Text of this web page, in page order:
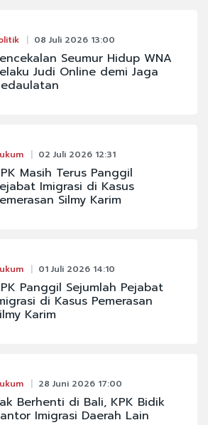
08 Juli 2026 13:00
Seumur Hidup WNA
Judi Online demi Jaga
02 Juli 2026 12:31
Masih Terus Panggil
Imigrasi di Kasus
Silmy Karim
01 Juli 2026 14:10
Panggil Sejumlah Pejabat
di Kasus Pemerasan
Karim
28 Juni 2026 17:00
Berhenti di Bali, KPK Bidik
Imigrasi Daerah Lain